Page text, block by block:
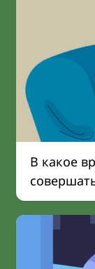
В какое